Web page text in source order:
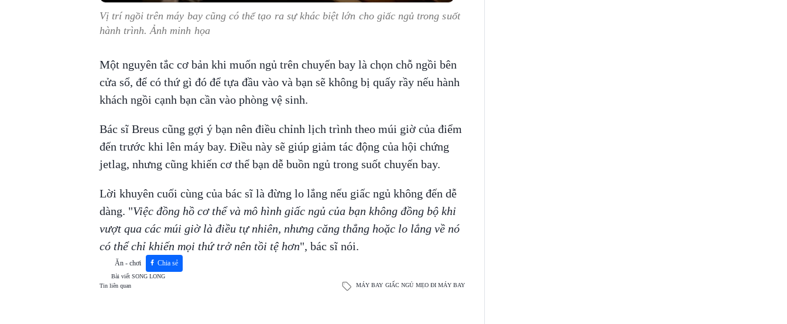
Vị trí ngồi trên máy bay cũng có thể tạo ra sự khác biệt lớn cho giấc ngủ trong suốt
hành trình. Ảnh minh họa
Một nguyên tắc cơ bản khi muốn ngủ trên chuyến bay là chọn chỗ ngồi bên
cửa sổ, để có thứ gì đó để tựa đầu vào và bạn sẽ không bị quấy rầy nếu hành
khách ngồi cạnh bạn cần vào phòng vệ sinh.
Bác sĩ Breus cũng gợi ý bạn nên điều chỉnh lịch trình theo múi giờ của điểm
đến trước khi lên máy bay. Điều này sẽ giúp giảm tác động của hội chứng
jetlag, nhưng cũng khiến cơ thể bạn dễ buồn ngủ trong suốt chuyến bay.
Lời khuyên cuối cùng của bác sĩ là đừng lo lắng nếu giấc ngủ không đến dễ
dàng. "Việc đồng hồ cơ thể và mô hình giấc ngủ của bạn không đồng bộ khi
vượt qua các múi giờ là điều tự nhiên, nhưng căng thẳng hoặc lo lắng về nó
có thể chỉ khiến mọi thứ trở nên tồi tệ hơn", bác sĩ nói.
Ăn - chơi Chia sẻ
Bài viết SONG LONG
Tin liên quan
MÁY BAY GIẤC NGỦ MẸO ĐI MÁY BAY